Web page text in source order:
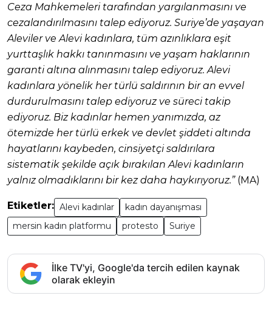
Ceza Mahkemeleri tarafından yargılanmasını ve
cezalandırılmasını talep ediyoruz. Suriye’de yaşayan
Aleviler ve Alevi kadınlara, tüm azınlıklara eşit
yurttaşlık hakkı tanınmasını ve yaşam haklarının
garanti altına alınmasını talep ediyoruz. Alevi
kadınlara yönelik her türlü saldırının bir an evvel
durdurulmasını talep ediyoruz ve süreci takip
ediyoruz. Biz kadınlar hemen yanımızda, az
ötemizde her türlü erkek ve devlet şiddeti altında
hayatlarını kaybeden, cinsiyetçi saldırılara
sistematik şekilde açık bırakılan Alevi kadınların
yalnız olmadıklarını bir kez daha haykırıyoruz.”(MA)
Etiketler: Alevi kadınlar
kadın dayanışması
mersin kadın platformu
protesto Suriye
İlke TV'yi, Google'da tercih edilen kaynak
olarak ekleyin